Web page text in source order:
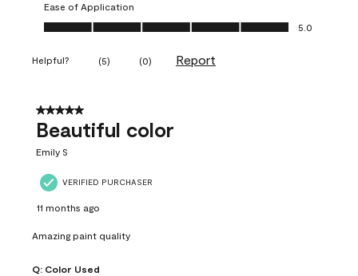
Ease of Application
Ease of Application, 5.0 out of 5
5.0
Helpful? (5) (0) Report
5 out of 5 stars.
Beautiful color
Emily S
VERIFIED PURCHASER
11 months ago
Amazing paint quality
Q: Color Used